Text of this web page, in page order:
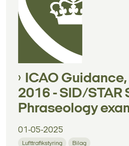
ICAO
2016 - SID/STAR
Phraseology
01-05-2025
Lufttrafikstyring Bilag